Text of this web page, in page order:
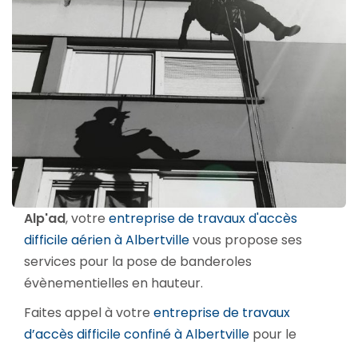
Alp'ad, votre entreprise de travaux d'accès
difficile aérien à Albertvillevous propose ses
services pour la pose de banderoles
évènementielles en hauteur.
Faites appel à votre entreprise de travaux
d’accès difficile confiné à Albertville pour le